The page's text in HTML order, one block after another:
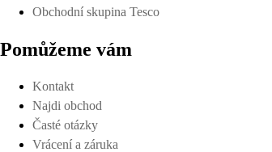
Obchodní skupina Tesco
Pomůžeme vám
Kontakt
Najdi obchod
Časté otázky
Vrácení a záruka